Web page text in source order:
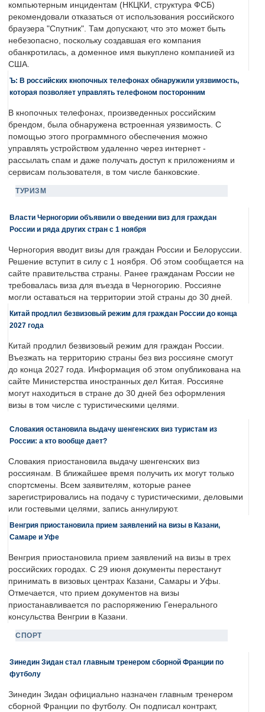
компьютерным инцидентам (НКЦКИ, структура ФСБ)
рекомендовали отказаться от использования российского
браузера "Спутник". Там допускают, что это может быть
небезопасно, поскольку создавшая его компания
обанкротилась, а доменное имя выкуплено компанией из
США.
Ъ: В российских кнопочных телефонах обнаружили уязвимость,
которая позволяет управлять телефоном посторонним
В кнопочных телефонах, произведенных российским
брендом, была обнаружена встроенная уязвимость. С
помощью этого программного обеспечения можно
управлять устройством удаленно через интернет -
рассылать спам и даже получать доступ к приложениям и
сервисам пользователя, в том числе банковские.
ТУРИЗМ
Власти Черногории объявили о введении виз для граждан
России и ряда других стран с 1 ноября
Черногория вводит визы для граждан России и Белоруссии.
Решение вступит в силу с 1 ноября. Об этом сообщается на
сайте правительства страны. Ранее гражданам России не
требовалась виза для въезда в Черногорию. Россияне
могли оставаться на территории этой страны до 30 дней.
Китай продлил безвизовый режим для граждан России до конца
2027 года
Китай продлил безвизовый режим для граждан России.
Въезжать на территорию страны без виз россияне смогут
до конца 2027 года. Информация об этом опубликована на
сайте Министерства иностранных дел Китая. Россияне
могут находиться в стране до 30 дней без оформления
визы в том числе с туристическими целями.
Словакия остановила выдачу шенгенских виз туристам из
России: а кто вообще дает?
Словакия приостановила выдачу шенгенских виз
россиянам. В ближайшее время получить их могут только
спортсмены. Всем заявителям, которые ранее
зарегистрировались на подачу с туристическими, деловыми
или гостевыми целями, запись аннулируют.
Венгрия приостановила прием заявлений на визы в Казани,
Самаре и Уфе
Венгрия приостановила прием заявлений на визы в трех
российских городах. С 29 июня документы перестанут
принимать в визовых центрах Казани, Самары и Уфы.
Отмечается, что прием документов на визы
приостанавливается по распоряжению Генерального
консульства Венгрии в Казани.
СПОРТ
Зинедин Зидан стал главным тренером сборной Франции по
футболу
Зинедин Зидан официально назначен главным тренером
сборной Франции по футболу. Он подписал контракт,